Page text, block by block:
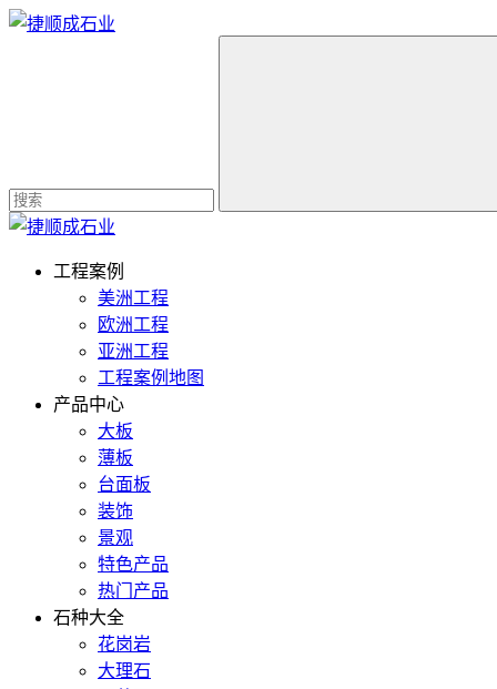
工程案例
美洲工程
欧洲工程
亚洲工程
工程案例地图
产品中心
大板
薄板
台面板
装饰
景观
特色产品
热门产品
石种大全
花岗岩
大理石